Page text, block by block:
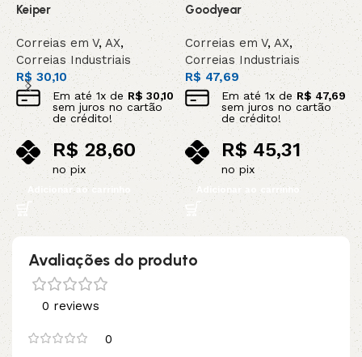
Keiper
Correias em V, AX,
Correias Industriais
R$ 30,10
Em até 1x deR$ 30,10
sem juros no cartão
de crédito!
R$28,60
no pix
Adicionar ao carrinho
Goodyear
Correias em V,AX,
Correias Industriais
R$47,69
Em até1x deR$ 47,69
sem juros no cartão
de crédito!
R$ 45,31
no pix
Adicionar ao carrinho
Avaliações do produto
0 reviews
0